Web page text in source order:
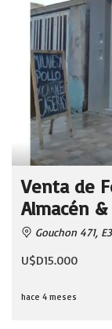
Venta de
Almacén
Gouchon 471,
U$D15.000
hace 4 meses